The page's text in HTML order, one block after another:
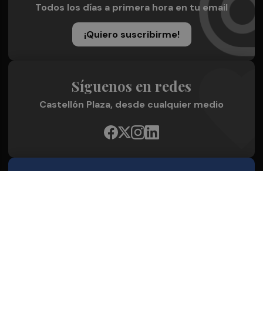
Todos los días a primera hora en tu email
¡Quiero suscribirme!
Síguenos en redes
Castellón Plaza, desde cualquier medio